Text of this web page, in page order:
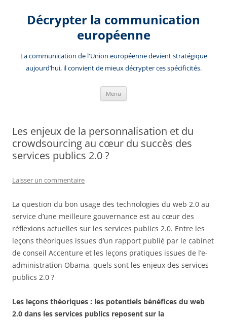
contenuDécrypter la communication
européenne
La communication de l'Union européenne devient stratégique
aujourd’hui, il convient de mieux décrypter ces spécificités.
Menu
Les enjeux de la personnalisation et du
crowdsourcing au cœur du succès des
services publics 2.0 ?
Laisser un commentaire
La question du bon usage des technologies du web 2.0 au
service d’une meilleure gouvernance est au cœur des
réflexions actuelles sur les services publics 2.0. Entre les
leçons théoriques issues d’un rapport publié par le cabinet
de conseil Accenture et les leçons pratiques issues de l’e-
administration Obama, quels sont les enjeux des services
publics 2.0 ?
Les leçons théoriques : les potentiels bénéfices du web
2.0 dans les services publics reposent sur la